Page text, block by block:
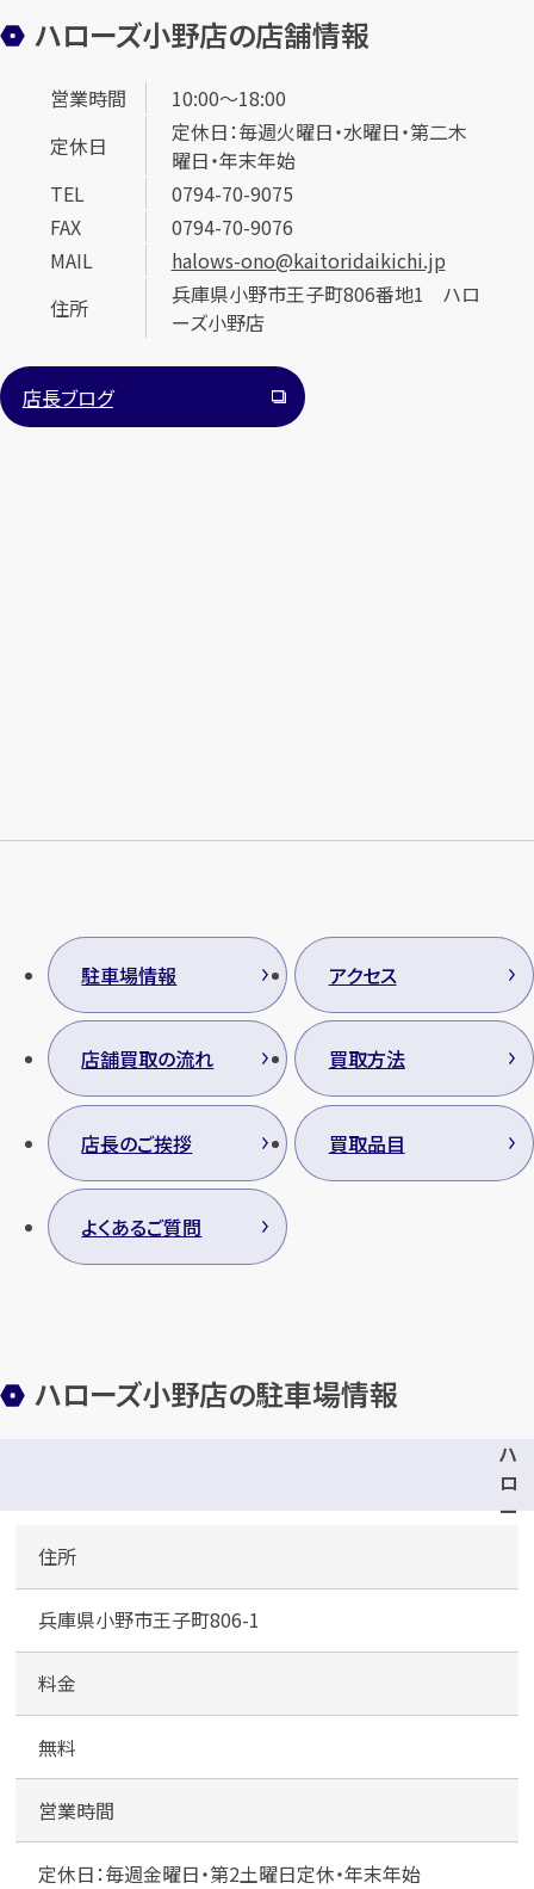
無料
【総合受付】24時間・年中無休(年末年
メールで無料相談する
ハローズ小野店の店舗情報
営業時間
10:00～18:00
定休日
定休日：毎週火曜日・水曜日・第二木
曜日・年末年始
TEL
0794-70-9075
FAX
0794-70-9076
MAIL
halows-ono@kaitoridaikichi.jp
住所
兵庫県小野市王子町806番地1 ハロ
ーズ小野店
店長ブログ
駐車場情報 アクセス
店舗買取の流れ 買取方法
店長のご挨拶 買取品目
よくあるご質問
ハローズ小野店の駐車場情報
ハ
ロ
ー
野
住所
兵庫県小野市王子町806-1
料金
無料
営業時間
定休日：毎週金曜日・第2土曜日定休・年末年始